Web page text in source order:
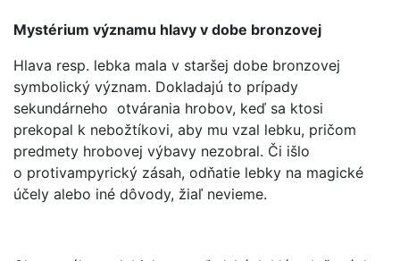
Mystérium významu hlavy v dobe bronzovej
Hlava resp. lebka mala v staršej dobe bronzovej
symbolický význam. Dokladajú to prípady
sekundárneho otvárania hrobov, keď sa ktosi
prekopal k nebožtíkovi, aby mu vzal lebku, pričom
predmety hrobovej výbavy nezobral. Či išlo
o protivampyrický zásah, odňatie lebky na magické
účely alebo iné dôvody, žiaľ nevieme.